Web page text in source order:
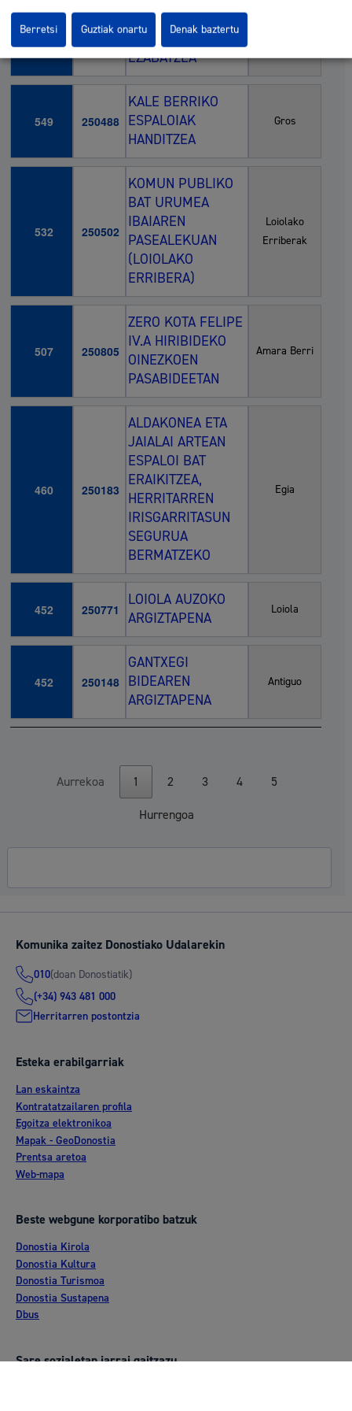
554 250890
ERAGINDAKO
NARRIADURAK
EZABATZEA
549 250488
KALE BERRIKO
ESPALOIAK
HANDITZEA
Gros
532 250502
KOMUN PUBLIKO
BAT URUMEA
IBAIAREN
PASEALEKUAN
(LOIOLAKO
ERRIBERA)
Loiolako
Erriberak
507 250805
ZERO KOTA FELIPE
IV.A HIRIBIDEKO
OINEZKOEN
PASABIDEETAN
Amara Berri
460 250183
ALDAKONEA ETA
JAIALAI ARTEAN
ESPALOI BAT
ERAIKITZEA,
HERRITARREN
IRISGARRITASUN
SEGURUA
BERMATZEKO
Egia
452 250771
LOIOLA AUZOKO
ARGIZTAPENA
Loiola
452 250148
GANTXEGI
BIDEAREN
ARGIZTAPENA
Antiguo
Aurrekoa 1 2 3 4 5
Hurrengoa
Komunika zaitez Donostiako Udalarekin
010(doan Donostiatik)
(+34) 943 481 000
Herritarren postontzia
Esteka erabilgarriak
Lan eskaintza
Kontratatzailaren profila
Egoitza elektronikoa
Mapak - GeoDonostia
Prentsa aretoa
Web-mapa
Beste webgune korporatibo batzuk
Donostia Kirola
Donostia Kultura
Donostia Turismoa
Donostia Sustapena
Dbus
Sare sozialetan jarrai gaitzazu
Denak baztertu
Berretsi Guztiak onartu